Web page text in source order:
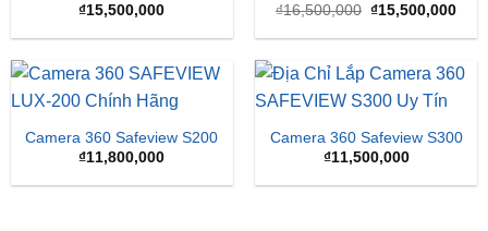
₫15,500,000 ₫16,500,000 Giá
là:
₫15,500,000Giá
tại
Camera 360 Safeview S200
₫11,800,000
Camera 360 Safeview S300
₫11,500,000